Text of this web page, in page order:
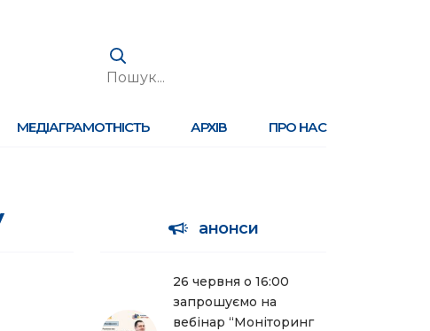
МЕДІАГРАМОТНІСТЬ АРХІВ ПРО НАС
анонси
26 червня о 16:00
запрошуємо на
вебінар “Моніторинг